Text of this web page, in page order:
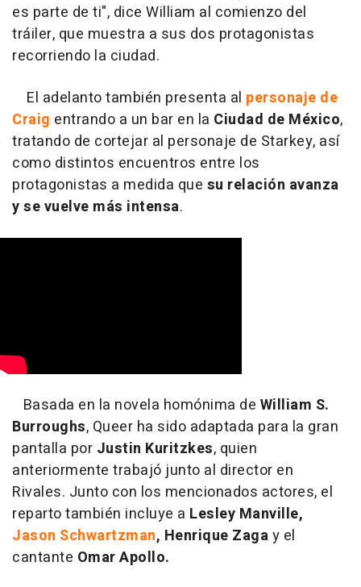
es parte de ti", dice William al comienzo del
tráiler, que muestra a sus dos protagonistas
recorriendo la ciudad.
El adelanto también presenta al personaje de
Craig entrando a un bar en la Ciudad de México,
tratando de cortejar al personaje de Starkey, así
como distintos encuentros entre los
protagonistas a medida que su relación avanza
y se vuelve más intensa.
Basada en la novela homónima de William S.
Burroughs, Queer ha sido adaptada para la gran
pantalla por Justin Kuritzkes, quien
anteriormente trabajó junto al director en
Rivales. Junto con los mencionados actores, el
reparto también incluye a Lesley Manville,
Jason Schwartzman, Henrique Zagay el
cantante Omar Apollo.